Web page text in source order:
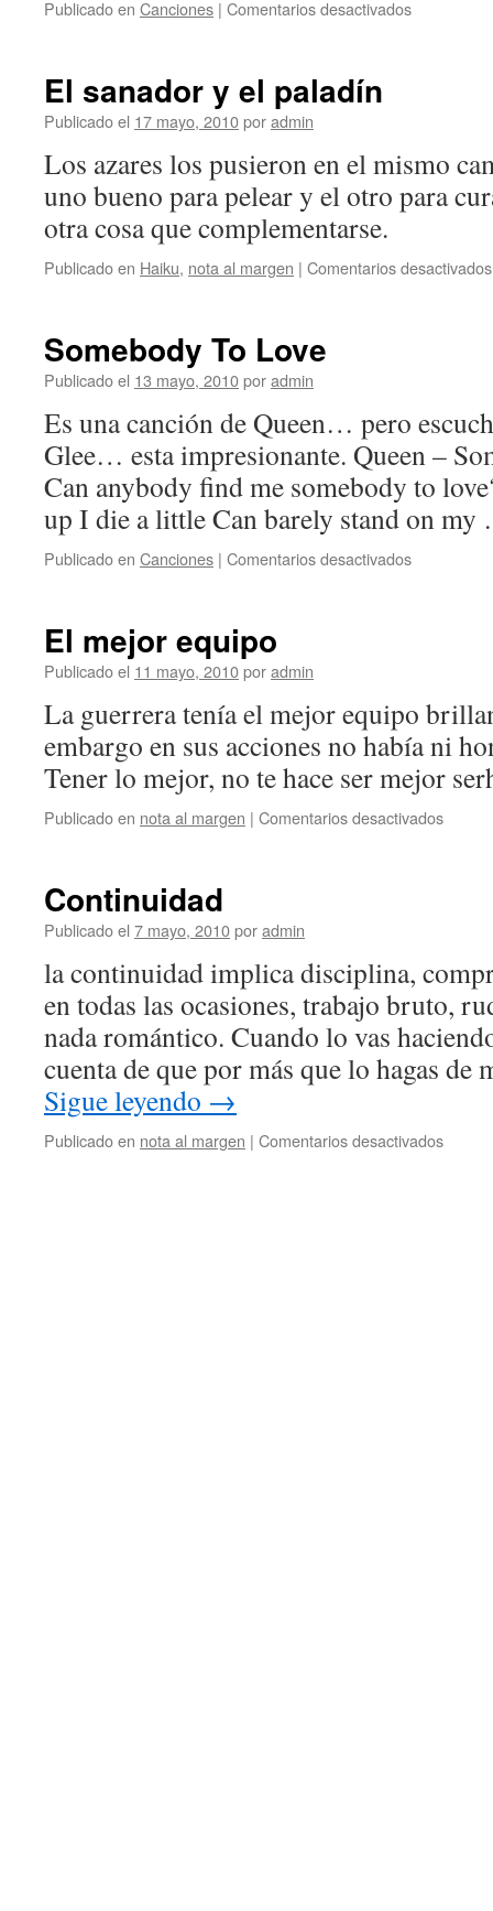
Publicado en Canciones | Comentarios desactivadosen
El sanador y el paladín
Publicado el 17 mayo, 2010poradmin
Los azares los pusieron en el mismo
uno bueno para pelear y el otro para
otra cosa que complementarse.
Publicado en Haiku, nota al margen | Comentarios desactivados
Somebody To Love
Publicado el 13 mayo, 2010poradmin
Es una canción de Queen… pero
Glee… esta impresionante. Queen –
Can anybody find me somebody to
up I die a little Can barely stand on
Publicado en Canciones | Comentarios desactivadosen
El mejor equipo
Publicado el 11 mayo, 2010poradmin
La guerrera tenía el mejor equipo
embargo en sus acciones no había ni
Tener lo mejor, no te hace ser mejor
Publicado en nota al margen | Comentarios desactivadosen
Continuidad
Publicado el 7 mayo, 2010poradmin
la continuidad implica disciplina,
en todas las ocasiones, trabajo bruto,
nada romántico. Cuando lo vas
cuenta de que por más que lo hagas
Sigue leyendo →
Publicado en nota al margen | Comentarios desactivadosen